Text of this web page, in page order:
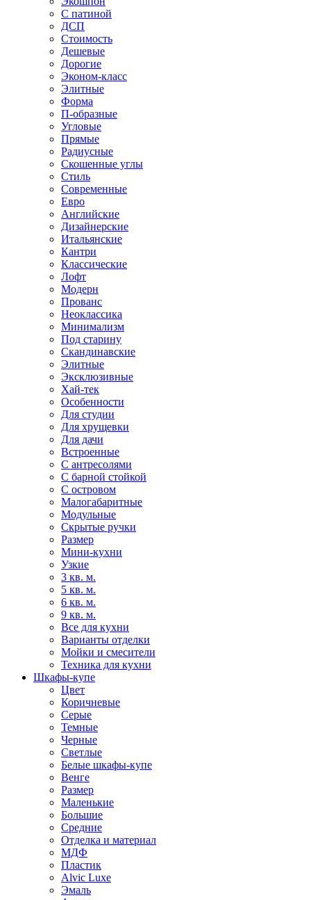
С патиной
ДСП
Стоимость
Дешевые
Дорогие
Эконом-класс
Элитные
Форма
П-образные
Угловые
Прямые
Радиусные
Скошенные углы
Стиль
Современные
Евро
Английские
Дизайнерские
Итальянские
Кантри
Классические
Лофт
Модерн
Прованс
Неоклассика
Минимализм
Под старину
Скандинавские
Элитные
Эксклюзивные
Хай-тек
Особенности
Для студии
Для хрущевки
Для дачи
Встроенные
С антресолями
С барной стойкой
С островом
Малогабаритные
Модульные
Скрытые ручки
Размер
Мини-кухни
Узкие
3 кв. м.
5 кв. м.
6 кв. м.
9 кв. м.
Все для кухни
Варианты отделки
Мойки и смесители
Техника для кухни
Шкафы-купе
Цвет
Коричневые
Серые
Темные
Черные
Светлые
Белые шкафы-купе
Венге
Размер
Маленькие
Большие
Средние
Отделка и материал
МДФ
Пластик
Alvic Luxe
Эмаль